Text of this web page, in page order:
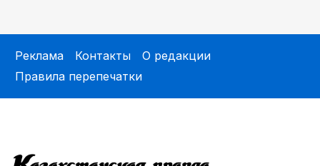
Реклама Контакты
О редакции
Правила перепечатки